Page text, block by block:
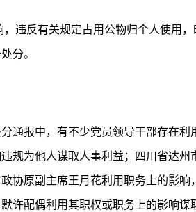
违反有关规定占用公物归个人使用
分。
通报中，有不少党员领导干部存在
规为他人谋取人事利益；四川省达
协原副主席王月花利用职务上的影响
许配偶利用其职权或职务上的影响